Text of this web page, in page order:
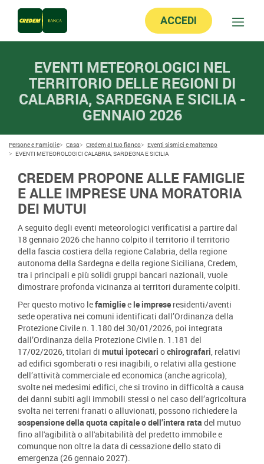
ACCEDI
EVENTI METEOROLOGICI NEL
TERRITORIO DELLE REGIONI DI
CALABRIA, SARDEGNA E SICILIA -
GENNAIO 2026
Persone e Famiglie Casa Credem al tuo fianco
Eventi sismici e maltempo
EVENTI METEOROLOGICI CALABRIA, SARDEGNA E SICILIA
CREDEM PROPONE ALLE FAMIGLIE
E ALLE IMPRESE UNA MORATORIA
DEI MUTUI
A seguito degli eventi meteorologici verificatisi a partire dal
18 gennaio 2026 che hanno colpito il territorio il territorio
della fascia costiera della regione Calabria, della regione
autonoma della Sardegna e della regione Siciliana, Credem,
tra i principali e più solidi gruppi bancari nazionali, vuole
dimostrare profonda vicinanza ai territori duramente colpiti.
Per questo motivo lefamigliee le imprese residenti/aventi
sede operativa nei comuni identificati dall’Ordinanza della
Protezione Civile n. 1.180 del 30/01/2026, poi integrata
dall’Ordinanza della Protezione Civile n. 1.181 del
17/02/2026, titolari di mutui ipotecari ochirografari, relativi
ad edifici sgomberati o resi inagibili, o relativi alla gestione
dell’attività commerciale ed economica (anche agricola),
svolte nei medesimi edifici, che si trovino in difficoltà a causa
dei danni subiti agli immobili stessi o nel caso dell’agricoltura
svolta nei terreni franati o alluvionati, possono richiedere la
sospensione della quota capitale o dell’intera rata del mutuo
fino all'agibilità o all'abitabilità del predetto immobile e
comunque non oltre la data di cessazione dello stato di
emergenza (26 gennaio 2027).